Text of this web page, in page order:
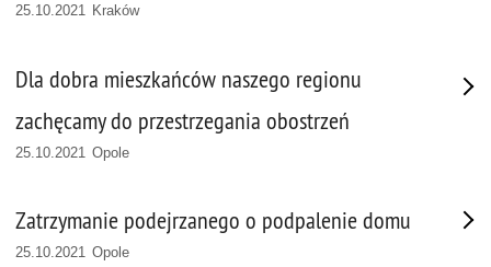
25.10.2021 Kraków
Dla dobra mieszkańców naszego regionu
zachęcamy do przestrzegania obostrzeń
25.10.2021 Opole
Zatrzymanie podejrzanego o podpalenie domu
25.10.2021 Opole